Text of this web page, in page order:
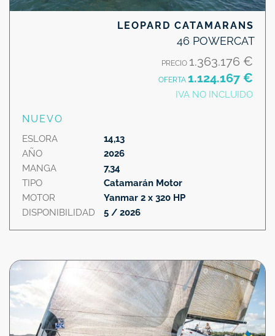
LEOPARD CATAMARANS
46 POWERCAT
PRECIO 1.363.176 €
OFERTA 1.124.167 €
IVA NO INCLUIDO
NUEVO
ESLORA
AÑO
MANGA
TIPO
MOTOR
DISPONIBILIDAD
14,13
2026
7,34
Catamarán Motor
Yanmar 2 x 320 HP
5 / 2026